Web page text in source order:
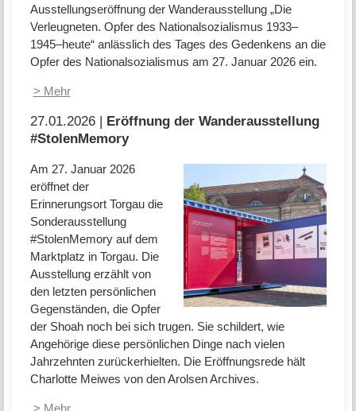
Ausstellungseröffnung der Wanderausstellung „Die
Verleugneten. Opfer des Nationalsozialismus 1933–
1945–heute“ anlässlich des Tages des Gedenkens an die
Opfer des Nationalsozialismus am 27. Januar 2026 ein.
> Mehr
27.01.2026 |
Eröffnung der Wanderausstellung
#StolenMemory
Am 27. Januar 2026
eröffnet der
Erinnerungsort Torgau die
Sonderausstellung
#StolenMemory auf dem
Marktplatz in Torgau. Die
Ausstellung erzählt von
den letzten persönlichen
Gegenständen, die Opfer
der Shoah noch bei sich trugen. Sie schildert, wie
Angehörige diese persönlichen Dinge nach vielen
Jahrzehnten zurückerhielten. Die Eröffnungsrede hält
Charlotte Meiwes von den Arolsen Archives.
> Mehr